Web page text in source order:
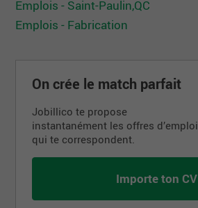
Emplois - Saint-Paulin,QC
Emplois - Fabrication
On crée le match parfait
Jobillico te propose
instantanément les offres d’emploi
qui te correspondent.
Importe ton CV